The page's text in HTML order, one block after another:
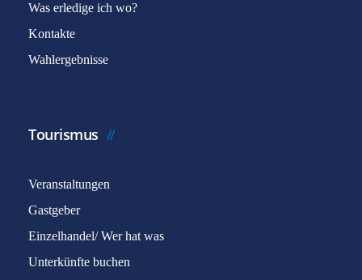
Was erledige ich wo?
Kontakte
Wahlergebnisse
Tourismus
Veranstaltungen
Gastgeber
Einzelhandel/ Wer hat was
Unterkünfte buchen